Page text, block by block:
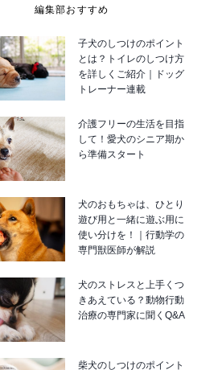
編集部おすすめ
子犬のしつけのポイント
とは？トイレのしつけ方
を詳しくご紹介｜ドッグ
トレーナー連載
介護フリーの生活を目指
して！愛犬のシニア期か
ら準備スタート
犬のおもちゃは、ひとり
遊び用と一緒に遊ぶ用に
使い分けを！｜行動学の
専門獣医師が解説
犬のストレスと上手くつ
きあえている？動物行動
治療の専門家に聞くQ&A
柴犬のしつけのポイント